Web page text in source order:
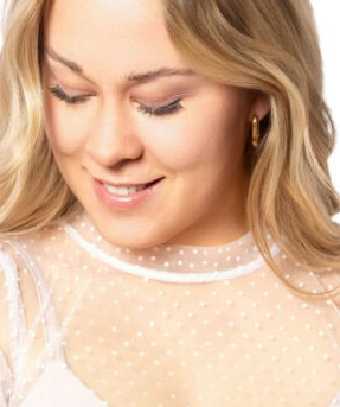
Wir akzeptieren PayPal & Klarna
Kauf auf Rechnung und Raten
& Live Probe
Ellen-weiß – mit Punkten